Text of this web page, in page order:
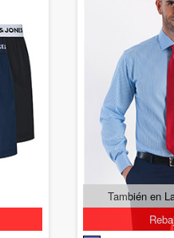
También en